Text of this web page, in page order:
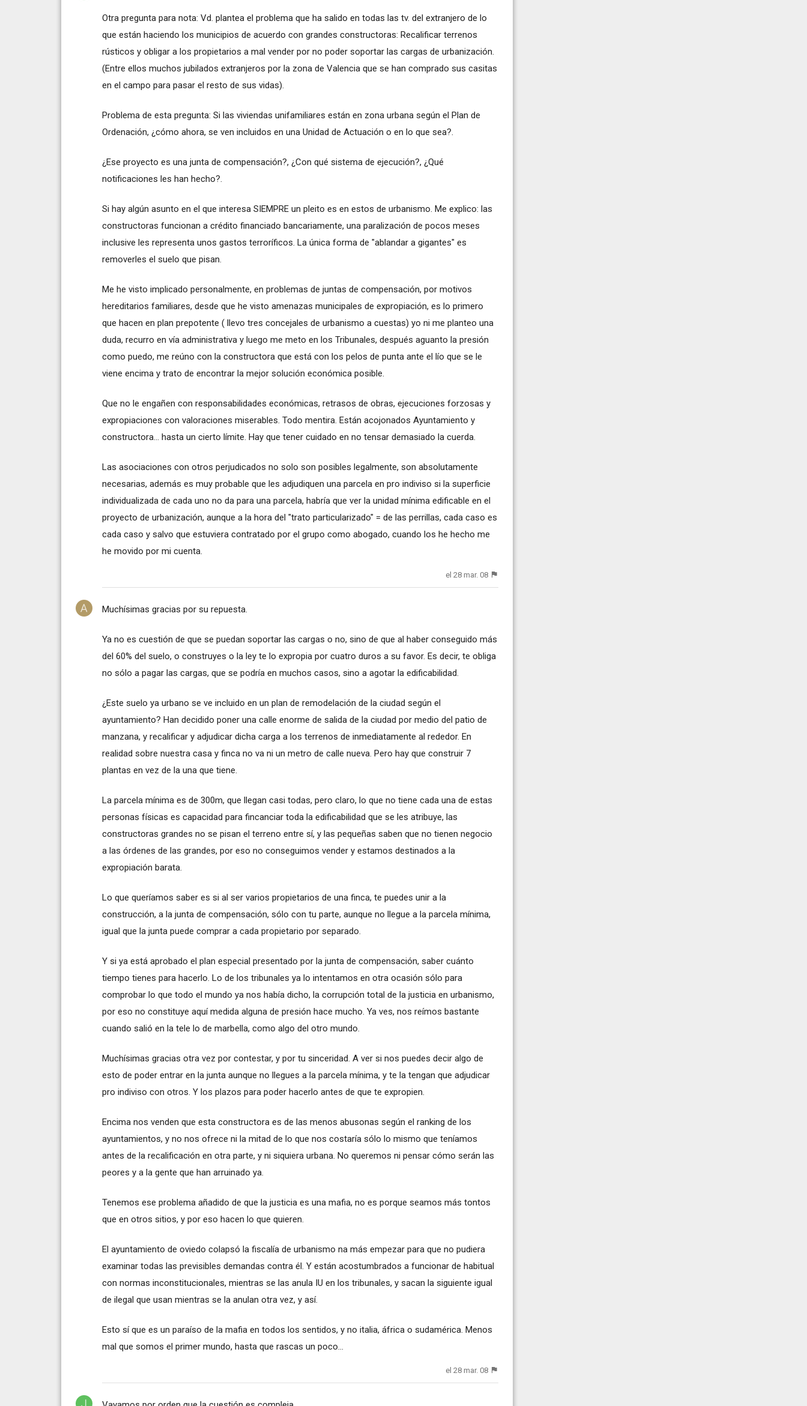
Otra pregunta para nota: Vd. plantea el problema que ha salido en todas las tv. del extranjero de lo
que están haciendo los municipios de acuerdo con grandes constructoras: Recalificar terrenos
rústicos y obligar a los propietarios a mal vender por no poder soportar las cargas de urbanización.
(Entre ellos muchos jubilados extranjeros por la zona de Valencia que se han comprado sus casitas
en el campo para pasar el resto de sus vidas).
Problema de esta pregunta: Si las viviendas unifamiliares están en zona urbana según el Plan de
Ordenación, ¿cómo ahora, se ven incluidos en una Unidad de Actuación o en lo que sea?.
¿Ese proyecto es una junta de compensación?, ¿Con qué sistema de ejecución?, ¿Qué
notificaciones les han hecho?.
Si hay algún asunto en el que interesa SIEMPRE un pleito es en estos de urbanismo. Me explico: las
constructoras funcionan a crédito financiado bancariamente, una paralización de pocos meses
inclusive les representa unos gastos terroríficos. La única forma de "ablandar a gigantes" es
removerles el suelo que pisan.
Me he visto implicado personalmente, en problemas de juntas de compensación, por motivos
hereditarios familiares, desde que he visto amenazas municipales de expropiación, es lo primero
que hacen en plan prepotente ( llevo tres concejales de urbanismo a cuestas) yo ni me planteo una
duda, recurro en vía administrativa y luego me meto en los Tribunales, después aguanto la presión
como puedo, me reúno con la constructora que está con los pelos de punta ante el lío que se le
viene encima y trato de encontrar la mejor solución económica posible.
Que no le engañen con responsabilidades económicas, retrasos de obras, ejecuciones forzosas y
expropiaciones con valoraciones miserables. Todo mentira. Están acojonados Ayuntamiento y
constructora... hasta un cierto límite. Hay que tener cuidado en no tensar demasiado la cuerda.
Las asociaciones con otros perjudicados no solo son posibles legalmente, son absolutamente
necesarias, además es muy probable que les adjudiquen una parcela en pro indiviso si la superficie
individualizada de cada uno no da para una parcela, habría que ver la unidad mínima edificable en el
proyecto de urbanización, aunque a la hora del "trato particularizado" = de las perrillas, cada caso es
cada caso y salvo que estuviera contratado por el grupo como abogado, cuando los he hecho me
he movido por mi cuenta.
el 28 mar. 08
Muchísimas gracias por su repuesta.
Ya no es cuestión de que se puedan soportar las cargas o no, sino de que al haber conseguido más
del 60% del suelo, o construyes o la ley te lo expropia por cuatro duros a su favor. Es decir, te obliga
no sólo a pagar las cargas, que se podría en muchos casos, sino a agotar la edificabilidad.
¿Este suelo ya urbano se ve incluido en un plan de remodelación de la ciudad según el
ayuntamiento? Han decidido poner una calle enorme de salida de la ciudad por medio del patio de
manzana, y recalificar y adjudicar dicha carga a los terrenos de inmediatamente al rededor. En
realidad sobre nuestra casa y finca no va ni un metro de calle nueva. Pero hay que construir 7
plantas en vez de la una que tiene.
La parcela mínima es de 300m, que llegan casi todas, pero claro, lo que no tiene cada una de estas
personas físicas es capacidad para fincanciar toda la edificabilidad que se les atribuye, las
constructoras grandes no se pisan el terreno entre sí, y las pequeñas saben que no tienen negocio
a las órdenes de las grandes, por eso no conseguimos vender y estamos destinados a la
expropiación barata.
Lo que queríamos saber es si al ser varios propietarios de una finca, te puedes unir a la
construcción, a la junta de compensación, sólo con tu parte, aunque no llegue a la parcela mínima,
igual que la junta puede comprar a cada propietario por separado.
Y si ya está aprobado el plan especial presentado por la junta de compensación, saber cuánto
tiempo tienes para hacerlo. Lo de los tribunales ya lo intentamos en otra ocasión sólo para
comprobar lo que todo el mundo ya nos había dicho, la corrupción total de la justicia en urbanismo,
por eso no constituye aquí medida alguna de presión hace mucho. Ya ves, nos reímos bastante
cuando salió en la tele lo de marbella, como algo del otro mundo.
Muchísimas gracias otra vez por contestar, y por tu sinceridad. A ver si nos puedes decir algo de
esto de poder entrar en la junta aunque no llegues a la parcela mínima, y te la tengan que adjudicar
pro indiviso con otros. Y los plazos para poder hacerlo antes de que te expropien.
Encima nos venden que esta constructora es de las menos abusonas según el ranking de los
ayuntamientos, y no nos ofrece ni la mitad de lo que nos costaría sólo lo mismo que teníamos
antes de la recalificación en otra parte, y ni siquiera urbana. No queremos ni pensar cómo serán las
peores y a la gente que han arruinado ya.
Tenemos ese problema añadido de que la justicia es una mafia, no es porque seamos más tontos
que en otros sitios, y por eso hacen lo que quieren.
El ayuntamiento de oviedo colapsó la fiscalía de urbanismo na más empezar para que no pudiera
examinar todas las previsibles demandas contra él. Y están acostumbrados a funcionar de habitual
con normas inconstitucionales, mientras se las anula IU en los tribunales, y sacan la siguiente igual
de ilegal que usan mientras se la anulan otra vez, y así.
Esto sí que es un paraíso de la mafia en todos los sentidos, y no italia, áfrica o sudamérica. Menos
mal que somos el primer mundo, hasta que rascas un poco...
el 28 mar. 08